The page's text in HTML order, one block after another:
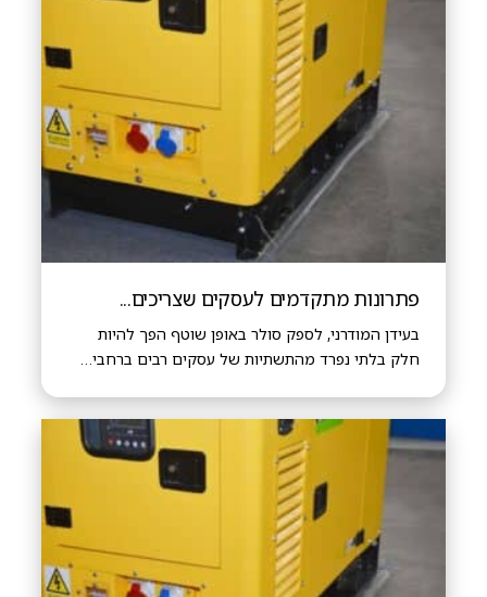
פתרונות מתקדמים לעסקים שצריכים...
בעידן המודרני, לספק סולר באופן שוטף הפך להיות
חלק בלתי נפרד מהתשתיות של עסקים רבים ברחבי…